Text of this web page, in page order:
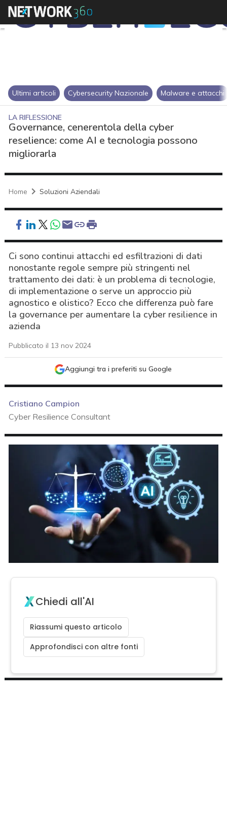
Ultimi articoli Cybersecurity Nazionale Malware e attacchi
LA RIFLESSIONE
Governance, cenerentola della cyber
reselience: come AI e tecnologia possono
migliorarla
Home Soluzioni Aziendali
Ci sono continui attacchi ed esfiltrazioni di dati
nonostante regole sempre più stringenti nel
trattamento dei dati: è un problema di tecnologie,
di implementazione o serve un approccio più
agnostico e olistico? Ecco che differenza può fare
la governance per aumentare la cyber resilience in
azienda
Pubblicato il 13 nov 2024
Aggiungi tra i preferiti su Google
Cristiano Campion
Cyber Resilience Consultant
Chiedi all'AI
Riassumi questo articolo
Approfondisci con altre fonti